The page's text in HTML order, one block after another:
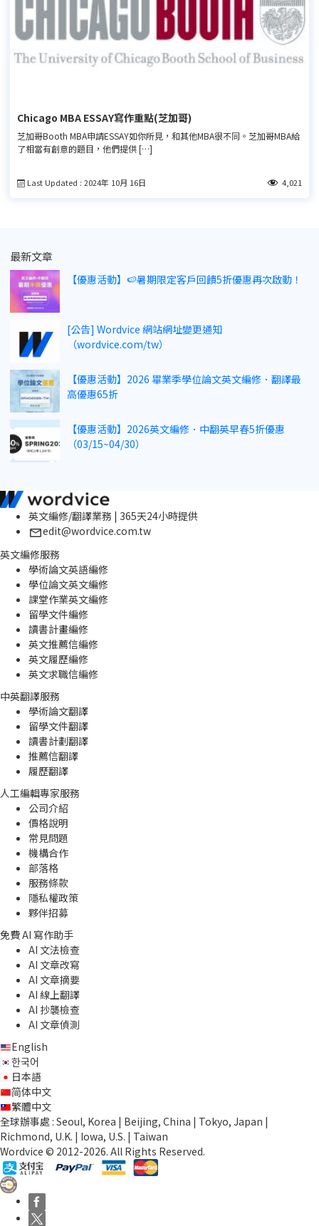
Chicago MBA ESSAY寫作重點(芝加哥)
芝加哥Booth MBA申請ESSAY如你所見，和其他MBA很不同。芝加哥MBA給
了相當有創意的題目，他們提供 […]
Last Updated : 2024年 10月 16日 4,021
最新文章
【優惠活動】🍉暑期限定客戶回饋5折優惠再次啟動！
[公告] Wordvice 網站網址變更通知
（wordvice.com/tw）
【優惠活動】2026 畢業季學位論文英文編修．翻譯最
高優惠65折
【優惠活動】2026英文編修．中翻英早春5折優惠
（03/15~04/30）
英文編修/翻譯業務 | 365天24小時提供
edit@wordvice.com.tw
英文編修服務
學術論文英語編修
學位論文英文編修
課堂作業英文編修
留學文件編修
讀書計畫編修
英文推薦信編修
英文履歷編修
英文求職信編修
中英翻譯服務
學術論文翻譯
留學文件翻譯
讀書計劃翻譯
推薦信翻譯
履歷翻譯
人工編輯專家服務
公司介紹
價格說明
常見問題
機構合作
部落格
服務條款
隱私權政策
夥伴招募
免費 AI 寫作助手
AI 文法檢查
AI 文章改寫
AI 文章摘要
AI 線上翻譯
AI 抄襲檢查
AI 文章偵測
English
한국어
日本語
简体中文
繁體中文
全球辦事處 : Seoul, Korea | Beijing, China | Tokyo, Japan |
Richmond, U.K. | Iowa, U.S. | Taiwan
Wordvice © 2012-2026. All Rights Reserved.